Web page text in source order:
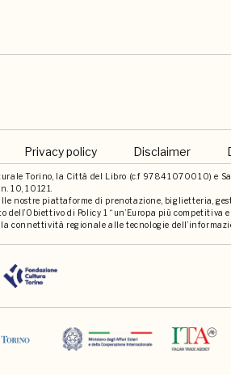
Torino, la Città del Libro (c.f 97841070010) e
10, 10121.
nostre piattaforme di prenotazione, biglietteria,
dell’Obiettivo di Policy 1 “un’Europa più
connettività regionale alle tecnologie
Privacy policy Disclaimer